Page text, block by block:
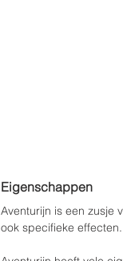
Eigenschappen
Aventurijn is een zusje
ook specifieke effecten.